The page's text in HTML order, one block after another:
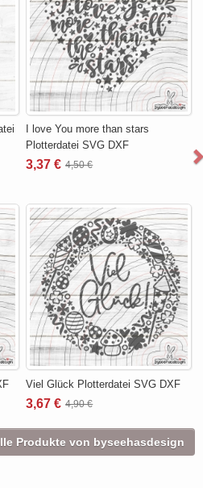
I love You more than stars
Plotterdatei SVG DXF
3,37 € 4,50 €
Viel Glück Plotterdatei SVG DXF
3,67 € 4,90 €
Produkte von byseehasdesign